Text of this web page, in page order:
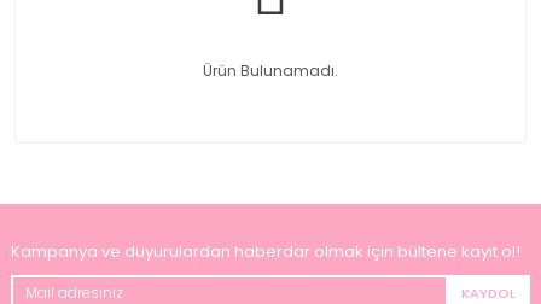
Ürün Bulunamadı.
Kampanya ve duyurulardan haberdar olmak için bültene kayıt ol!
KAYDOL